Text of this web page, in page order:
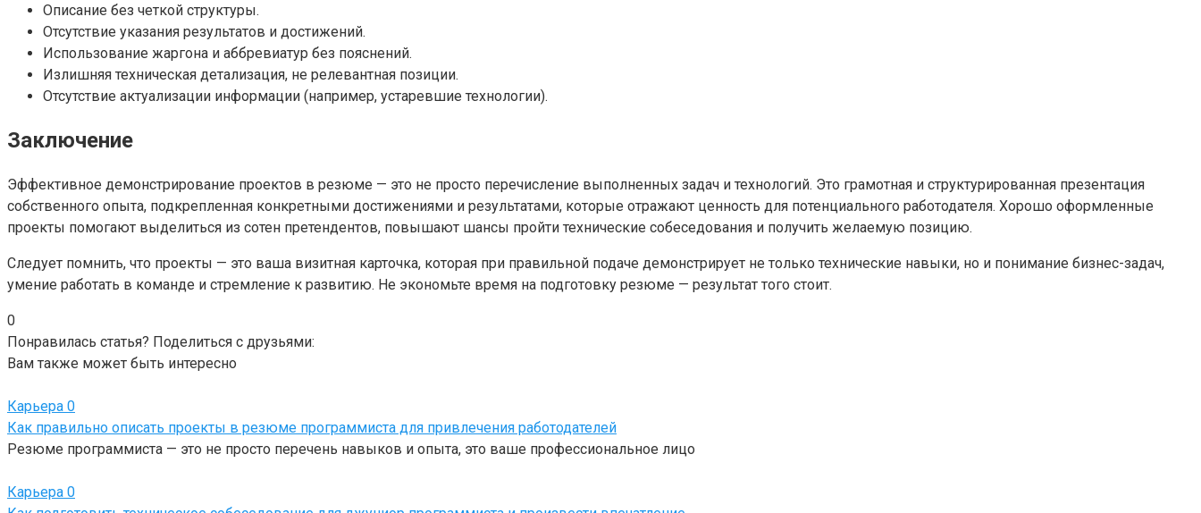
Описание без четкой структуры.
Отсутствие указания результатов и достижений.
Использование жаргона и аббревиатур без пояснений.
Излишняя техническая детализация, не релевантная позиции.
Отсутствие актуализации информации (например, устаревшие технологии).
Заключение
Эффективное демонстрирование проектов в резюме — это не просто перечисление выполненных задач и технологий. Это грамотная и структурированная презентация
собственного опыта, подкрепленная конкретными достижениями и результатами, которые отражают ценность для потенциального работодателя. Хорошо оформленные
проекты помогают выделиться из сотен претендентов, повышают шансы пройти технические собеседования и получить желаемую позицию.
Следует помнить, что проекты — это ваша визитная карточка, которая при правильной подаче демонстрирует не только технические навыки, но и понимание бизнес-задач,
умение работать в команде и стремление к развитию. Не экономьте время на подготовку резюме — результат того стоит.
0
Понравилась статья? Поделиться с друзьями:
Вам также может быть интересно
Карьера 0
Как правильно описать проекты в резюме программиста для привлечения работодателей
Резюме программиста — это не просто перечень навыков и опыта, это ваше профессиональное лицо
Карьера 0